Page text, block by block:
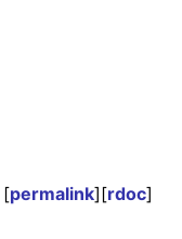
[permalink][rdoc]